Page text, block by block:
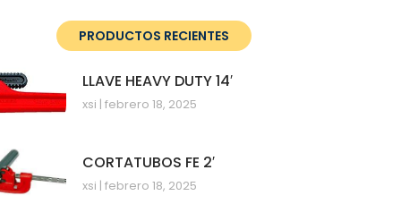
PRODUCTOS RECIENTES
LLAVE HEAVY DUTY 14′
xsi febrero 18, 2025
CORTATUBOS FE 2′
xsi febrero 18, 2025